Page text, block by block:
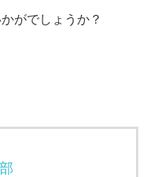
がでしょうか？